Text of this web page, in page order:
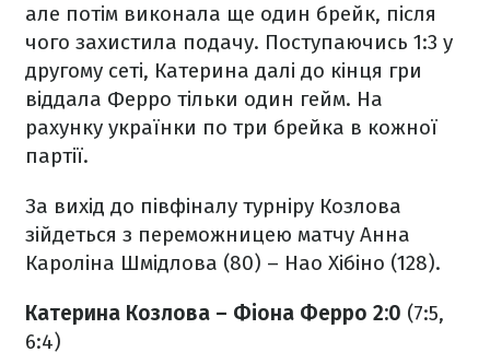
але потім виконала ще один брейк, після
чого захистила подачу. Поступаючись 1:3 у
другому сеті, Катерина далі до кінця гри
віддала Ферро тільки один гейм. На
рахунку українки по три брейка в кожної
партії.
За вихід до півфіналу турніру Козлова
зійдеться з переможницею матчу Анна
Кароліна Шмідлова (80) – Нао Хібіно (128).
Катерина Козлова – Фіона Ферро 2:0 (7:5,
6:4)